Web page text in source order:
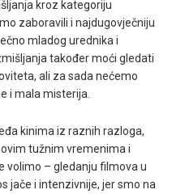
kroz kategoriju
zaboravili i najdugovječniju
mladog urednika i
također moći gledati
ali za sada nećemo
i mala misterija.
kinima iz raznih razloga,
tužnim vremenima i
volimo – gledanju filmova u
jače i intenzivnije, jer smo na